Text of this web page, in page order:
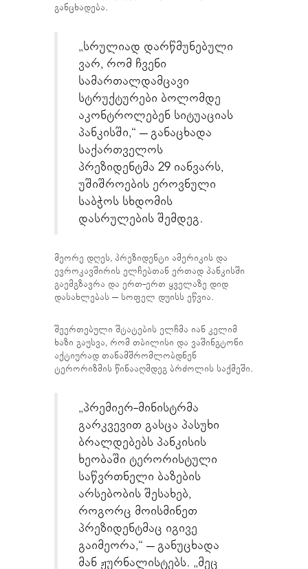
განცხადება.
„სრულიად დარწმუნებული
ვარ, რომ ჩვენი
სამართალდამცავი
სტრუქტურები ბოლომდე
აკონტროლებენ სიტუაციას
პანკისში,“ – განაცხადა
საქართველოს
პრეზიდენტმა 29 იანვარს,
უშიშროების ეროვნული
საბჭოს სხდომის
დასრულების შემდეგ.
მეორე დღეს, პრეზიდენტი ამერიკის და
ევროკავშირის ელჩებთან ერთად პანკისში
გაემგზავრა და ერთ-ერთ ყველაზე დიდ
დასახლებას – სოფელ დუისს ეწვია.
შეერთებული შტატების ელჩმა იან კელიმ
ხაზი გაუსვა, რომ თბილისი და ვაშინგტონი
აქტიურად თანამშრომლობდნენ
ტერორიზმის წინააღმდეგ ბრძოლის საქმეში.
„პრემიერ-მინისტრმა
გარკვევით გასცა პასუხი
ბრალდებებს პანკისის
ხეობაში ტერორისტული
საწვრთნელი ბაზების
არსებობის შესახებ,
როგორც მოისმინეთ
პრეზიდენტმაც იგივე
გაიმეორა,“ – განუცხადა
მან ჟურნალისტებს. „მეც